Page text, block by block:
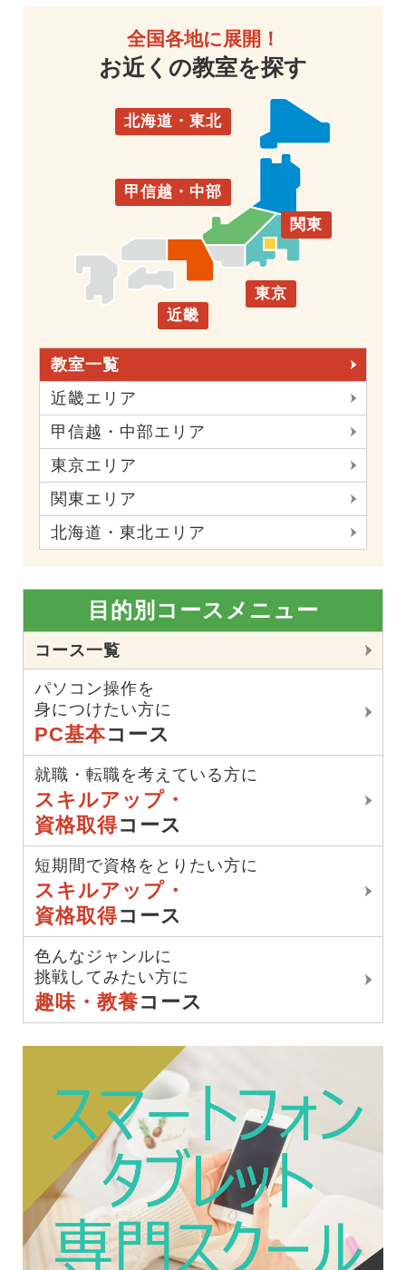
全国各地に展開！
お近くの教室を探す
近畿
甲信越・中部
東京
関東
北海道・東北
教室一覧
近畿エリア
甲信越・中部エリア
東京エリア
関東エリア
北海道・東北エリア
目的別コースメニュー
コース一覧
パソコン操作を
身につけたい方に
PC基本コース
就職・転職を考えている方に
スキルアップ・
資格取得コース
短期間で資格をとりたい方に
スキルアップ・
資格取得コース
色んなジャンルに
挑戦してみたい方に
趣味・教養コース